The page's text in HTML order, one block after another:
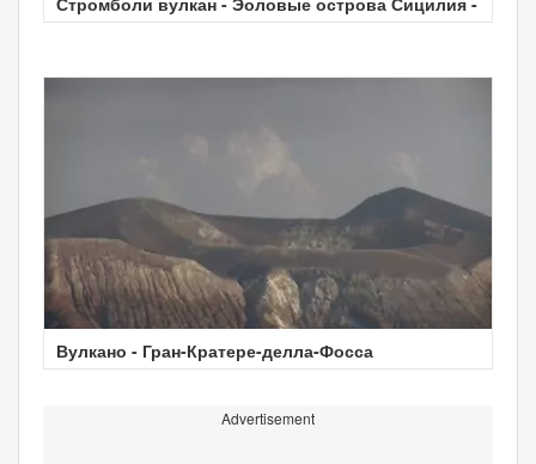
Вулкано - Гран-Кратере-делла-Фосса
Advertisement